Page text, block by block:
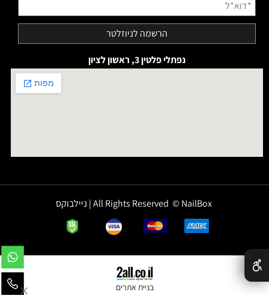
נפתלי פלטין 3, ראשון לציון
All Rights Reserved © NailBox | ניילבוקס
בניית אתרים